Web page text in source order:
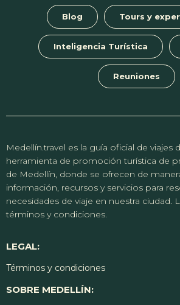
Blog Tours y
Inteligencia Turística
Reuniones
Medellín.travel es la guía oficial de viajes
herramienta de promoción turística de
de Medellín, donde se ofrecen de
información, recursos y servicios para
necesidades de viaje en nuestra ciudad.
términos y condiciones.
LEGAL:
Términos y condiciones
SOBRE MEDELLÍN: